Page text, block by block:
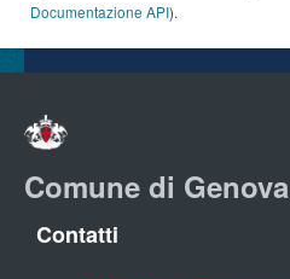
Documentazione API).
Comune di Genova
Contatti